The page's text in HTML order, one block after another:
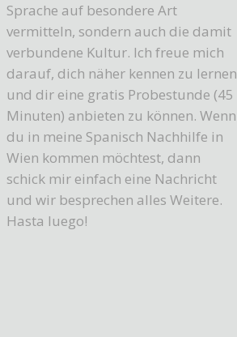
Sprache auf besondere Art
vermitteln, sondern auch die damit
verbundene Kultur. Ich freue mich
darauf, dich näher kennen zu lernen
und dir eine gratis Probestunde (45
Minuten) anbieten zu können. Wenn
du in meine Spanisch Nachhilfe in
Wien kommen möchtest, dann
schick mir einfach eine Nachricht
und wir besprechen alles Weitere.
Hasta luego!